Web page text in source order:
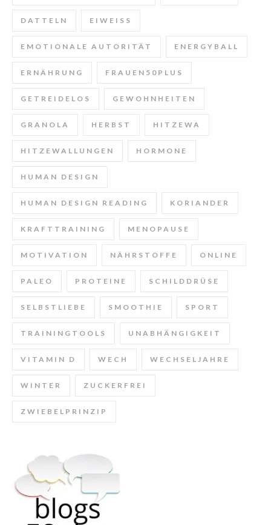
DATTELN EIWEISS
EMOTIONALE AUTORITÄT ENERGYBALL
ERNÄHRUNG FRAUEN50PLUS
GETREIDELOS GEWOHNHEITEN
GRANOLA HERBST HITZEWA
HITZEWALLUNGEN HORMONE
HUMAN DESIGN
HUMAN DESIGN READING KORIANDER
KRAFTTRAINING MENOPAUSE
MOTIVATION NÄHRSTOFFE ONLINE
PALEO PROTEINE SCHILDDRÜSE
SELBSTLIEBE SMOOTHIE SPORT
TRAININGTOOLS UNABHÄNGIGKEIT
VITAMIN D WECH WECHSELJAHRE
WINTER ZUCKERFREI
ZWIEBELPRINZIP